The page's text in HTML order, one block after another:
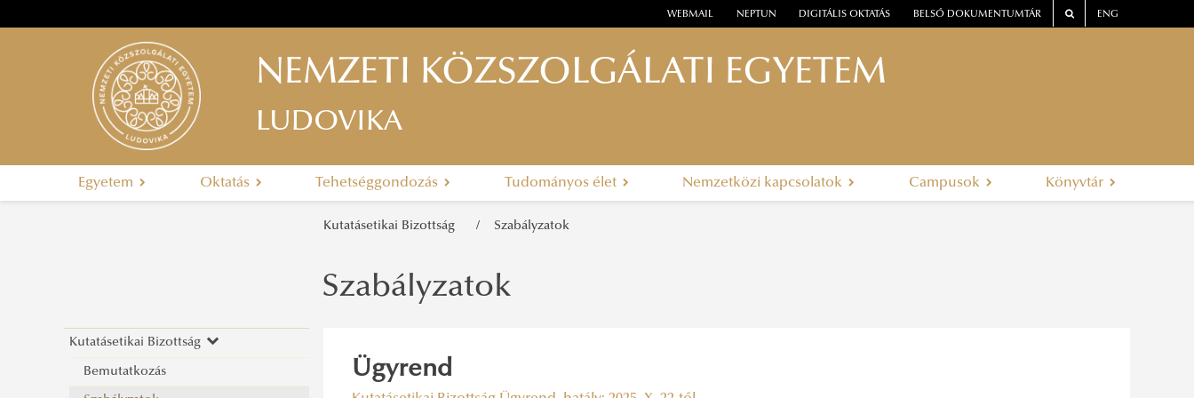
WEBMAIL NEPTUN DIGITÁLIS OKTATÁS BELSŐ DOKUMENTUMTÁR ENG
NEMZETI KÖZSZOLGÁLATI EGYETEM
LUDOVIKA
Egyetem Oktatás Tehetséggondozás Tudományos élet Nemzetközi kapcsolatok Campusok Könyvtár
Kutatásetikai Bizottság Szabályzatok
Kutatásetikai Bizottság
Bemutatkozás
Szabályzatok
Ügyrend